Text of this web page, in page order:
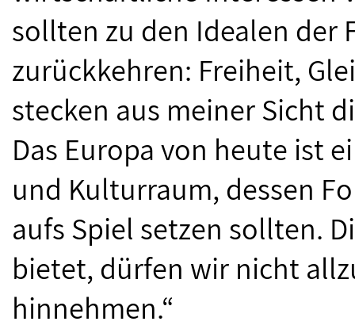
sollten zu den Idealen der
zurückkehren: Freiheit,
stecken aus meiner Sicht
Das Europa von heute ist
und Kulturraum, dessen
aufs Spiel setzen sollten.
bietet, dürfen wir nicht
hinnehmen.“